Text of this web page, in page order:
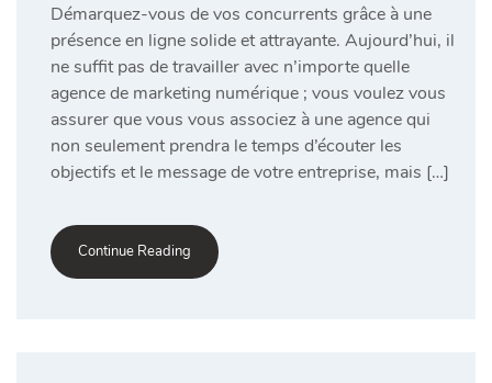
Démarquez-vous de vos concurrents grâce à une
présence en ligne solide et attrayante. Aujourd’hui, il
ne suffit pas de travailler avec n’importe quelle
agence de marketing numérique ; vous voulez vous
assurer que vous vous associez à une agence qui
non seulement prendra le temps d’écouter les
objectifs et le message de votre entreprise, mais […]
Continue Reading